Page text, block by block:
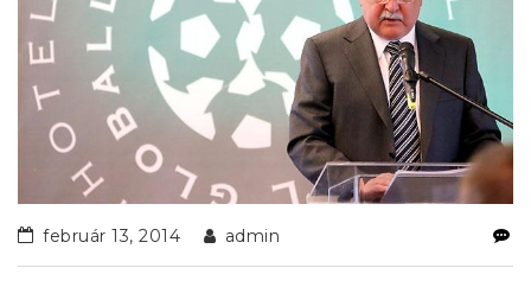
február 13, 2014 admin